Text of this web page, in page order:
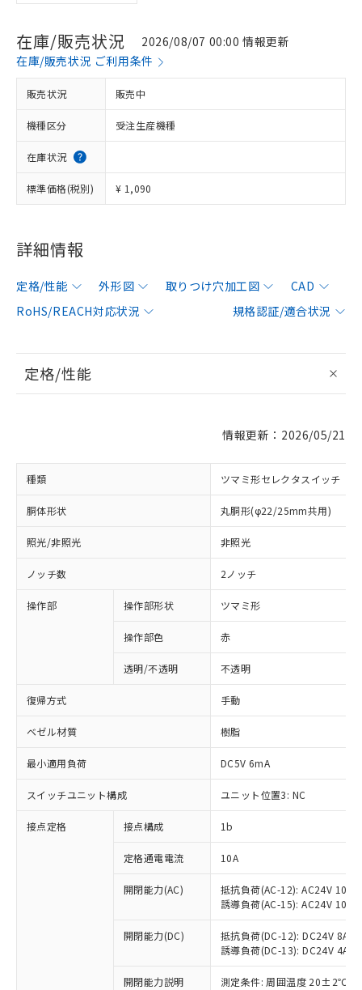
在庫/販売状況
2026/08/07 00:00 情報更新
在庫/販売状況 ご利用条件
販売状況 販売中
機種区分 受注生産機種
在庫状況
標準価格(税別) ¥ 1,090
詳細情報
定格/性能 外形図 取りつけ穴加工図
CAD
RoHS/REACH対応状況
規格認証/適合状況
定格/性能
情報更新：2026/05/21
種類 ツマミ形セレクタスイッチ
胴体形状 丸胴形(φ22/25mm共用)
照光/非照光 非照光
ノッチ数 2ノッチ
操作部 操作部形状 ツマミ形
操作部色 赤
透明/不透明 不透明
復帰方式 手動
ベゼル材質 樹脂
最小適用負荷 DC5V 6mA
スイッチユニット構成 ユニット位置3: NC
接点定格 接点構成 1b
定格通電電流 10A
開閉能力(AC)
抵抗負荷(AC-12): AC24V 10A/
誘導負荷(AC-15): AC24V
開閉能力(DC)
抵抗負荷(DC-12): DC24V 8A/
誘導負荷(DC-13): DC24V 4A/
開閉能力説明 測定条件: 周囲温度 20±2℃、
※1 対応状況
対応済み：EU RoHS指令（10物質）の
非含有に対応した製品が提供可能な商品で
対応予定：EU RoHS指令（10物質）の非含
有に対応した製品に切り替える予定のある